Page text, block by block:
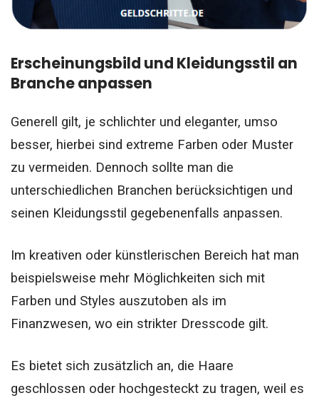
Erscheinungsbild und Kleidungsstil an
Branche anpassen
Generell gilt, je schlichter und eleganter, umso
besser, hierbei sind extreme Farben oder Muster
zu vermeiden. Dennoch sollte man die
unterschiedlichen Branchen berücksichtigen und
seinen Kleidungsstil gegebenenfalls anpassen.
Im kreativen oder künstlerischen Bereich hat man
beispielsweise mehr Möglichkeiten sich mit
Farben und Styles auszutoben als im
Finanzwesen, wo ein strikter Dresscode gilt.
Es bietet sich zusätzlich an, die Haare
geschlossen oder hochgesteckt zu tragen, weil es